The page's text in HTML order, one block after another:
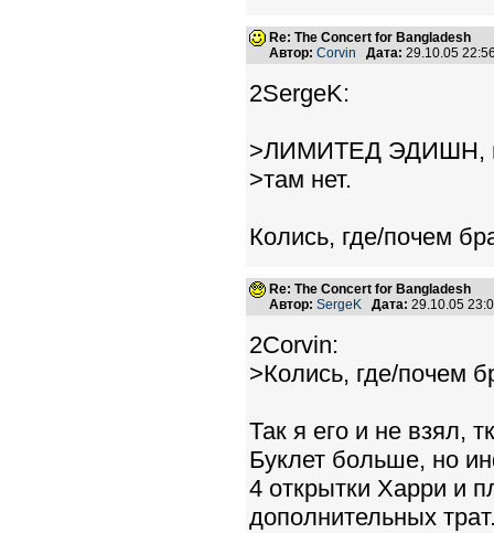
Re: The Concert for Bangladesh
Автор: Corvin Дата: 29.10.05
2SergeK:
>ЛИМИТЕД ЭДИШН,
>там нет.
Колись, где/почем
Re: The Concert for Bangladesh
Автор: SergeK Дата: 29.10.05
2Corvin:
>Колись, где/почем
Так я его и не взял,
Буклет больше, но
4 открытки Харри и
дополнительных